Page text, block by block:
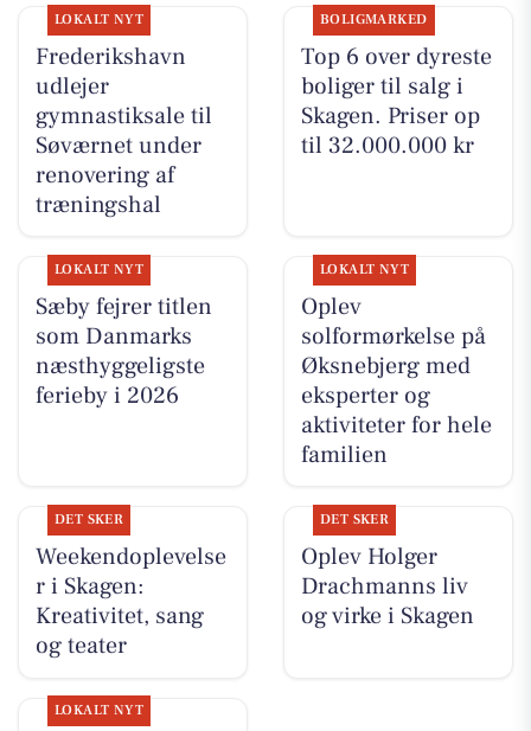
LOKALT NYT
Frederikshavn
udlejer
gymnastiksale til
Søværnet under
renovering af
træningshal
BOLIGMARKED
Top 6 over dyreste
boliger til salg i
Skagen. Priser op
til 32.000.000 kr
LOKALT NYT
Sæby fejrer titlen
som Danmarks
næsthyggeligste
ferieby i 2026
LOKALT NYT
Oplev
solformørkelse på
Øksnebjerg med
eksperter og
aktiviteter for hele
familien
DET SKER
Weekendoplevelse
r i Skagen:
Kreativitet, sang
og teater
DET SKER
Oplev Holger
Drachmanns liv
og virke i Skagen
LOKALT NYT